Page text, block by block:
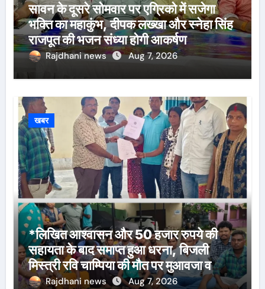
सावन के दूसरे सोमवार पर एग्रिको में सजेगा
भक्ति का महाकुंभ, दीपक लख्खा और स्नेहा सिंह
राजपूत की भजन संध्या होगी आकर्षण
Rajdhani news Aug 7, 2026
खबर
*लिखित आश्वासन और 50 हजार रुपये की
सहायता के बाद समाप्त हुआ धरना, बिजली
मिस्त्री रवि चाम्पिया की मौत पर मुआवजा व
नौकरी की मांग*
Rajdhani news Aug 7, 2026